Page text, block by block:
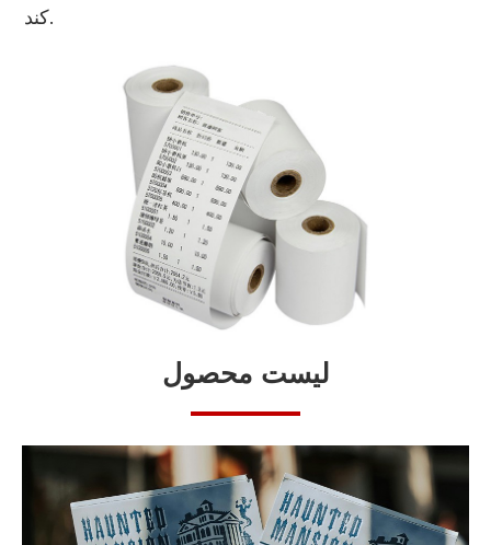
کند.
لیست محصول